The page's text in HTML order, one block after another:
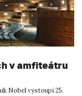
v amfiteátru
Nobel vystoupí 25.